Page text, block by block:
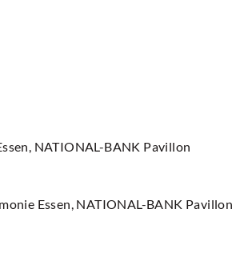
NATIONAL-BANK Pavillon
Essen, NATIONAL-BANK Pavillon